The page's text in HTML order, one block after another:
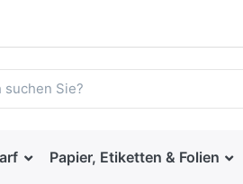
Papier, Etiketten & Folien